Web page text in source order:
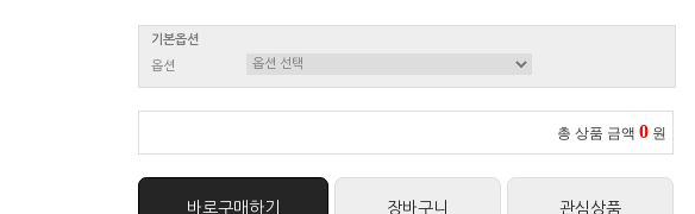
기본옵션
옵션
총 상품 금액 0 원
바로구매하기 장바구니 관심상품